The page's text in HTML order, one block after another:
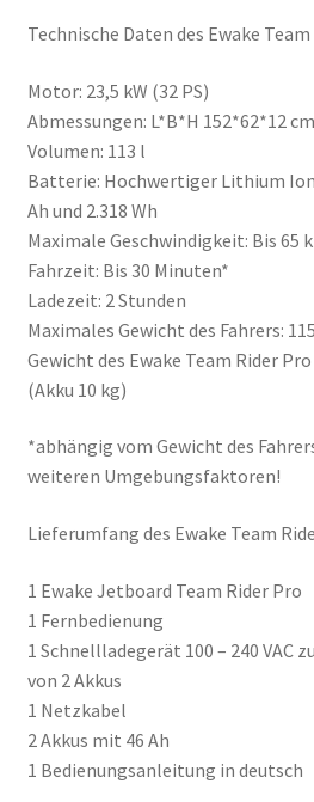
Technische Daten des Ewake
Motor: 23,5 kW (32 PS)
Abmessungen: L*B*H 152*62*12 cm
Volumen: 113 l
Batterie: Hochwertiger Lithium
Ah und 2.318 Wh
Maximale Geschwindigkeit: Bis 65
Fahrzeit: Bis 30 Minuten*
Ladezeit: 2 Stunden
Maximales Gewicht des Fahrers:
Gewicht des Ewake Team Rider
(Akku 10 kg)
*abhängig vom Gewicht des
weiteren Umgebungsfaktoren!
Lieferumfang des Ewake Team
1 Ewake Jetboard Team Rider Pro
1 Fernbedienung
1 Schnellladegerät 100 – 240 VAC
von 2 Akkus
1 Netzkabel
2 Akkus mit 46 Ah
1 Bedienungsanleitung in deutsch